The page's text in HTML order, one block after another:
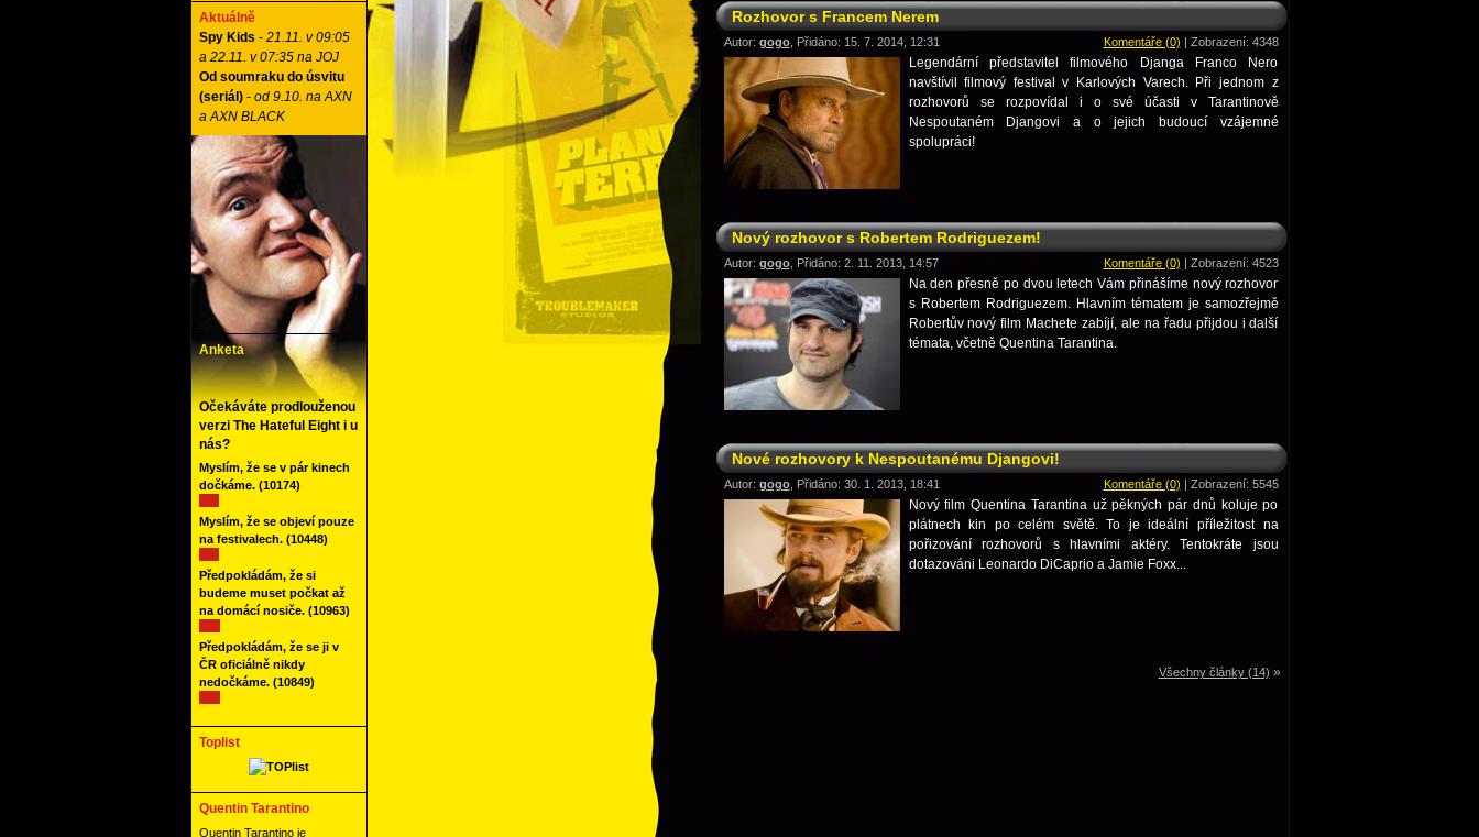
Rozhovor s Francem Nerem
Autor: gogo, Přidáno: 15. 7. 2014, 12:31 Komentáře (0) | Zobrazení: 4348
Legendární představitel filmového Djanga Franco Nero
navštívil filmový festival v Karlových Varech. Při jednom z
rozhovorů se rozpovídal i o své účasti v Tarantinově
Nespoutaném Djangovi a o jejich budoucí vzájemné
spolupráci!
Nový rozhovor s Robertem Rodriguezem!
Autor: gogo, Přidáno: 2. 11. 2013, 14:57 Komentáře (0) | Zobrazení: 4523
Na den přesně po dvou letech Vám přinášíme nový rozhovor
s Robertem Rodriguezem. Hlavním tématem je samozřejmě
Robertův nový film Machete zabíjí, ale na řadu přijdou i další
témata, včetně Quentina Tarantina.
Nové rozhovory k Nespoutanému Djangovi!
Autor: gogo, Přidáno: 30. 1. 2013, 18:41 Komentáře (0) | Zobrazení: 5545
Nový film Quentina Tarantina už pěkných pár dnů koluje po
plátnech kin po celém světě. To je ideální příležitost na
pořizování rozhovorů s hlavními aktéry. Tentokráte jsou
dotazováni Leonardo DiCaprio a Jamie Foxx...
Všechny články (14) »
Aktuálně
Spy Kids - 21.11. v 09:05
a 22.11. v 07:35 na JOJ
Od soumraku do úsvitu
(seriál)- od 9.10. na AXN
a AXN BLACK
Anketa
Očekáváte prodlouženou
verzi The Hateful Eight i u
nás?
Myslím, že se v pár kinech
dočkáme.(10174)
Myslím, že se objeví pouze
na festivalech.(10448)
Předpokládám, že si
budeme muset počkat až
na domácí nosiče.(10963)
Předpokládám, že se ji v
ČR oficiálně nikdy
nedočkáme.(10849)
Toplist
Quentin Tarantino
Quentin Tarantino je